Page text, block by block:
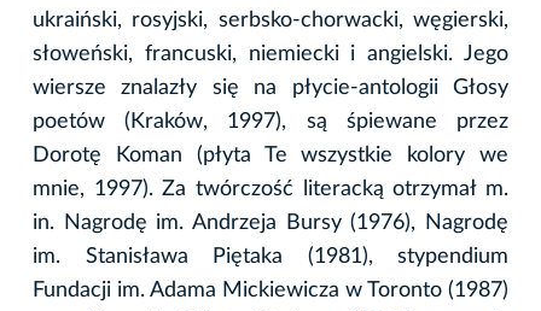
ukraiński, rosyjski, serbsko-chorwacki, węgierski,
słoweński, francuski, niemiecki i angielski. Jego
wiersze znalazły się na płycie-antologii Głosy
poetów (Kraków, 1997), są śpiewane przez
Dorotę Koman (płyta Te wszystkie kolory we
mnie, 1997). Za twórczość literacką otrzymał m.
in. Nagrodę im. Andrzeja Bursy (1976), Nagrodę
im. Stanisława Piętaka (1981), stypendium
Fundacji im. Adama Mickiewicza w Toronto (1987)